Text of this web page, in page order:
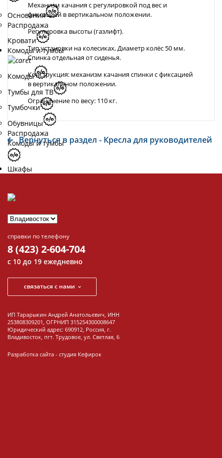
Основания
Распродажа
Кровати
Комоды и тумбы
Комоды
Тумбы для ТВ
Тумбочки
Обувницы
Распродажа
Комоды и тумбы
Шкафы
распашные
Шкафы угловые
Шкафы-купе
Шкафы-купе Е1
Шкафы-купе Е1
трехдверные
к шкафам
Распродажа
Стеллажи и полки
Механизм качания с регулировкой под вес и
фиксацией в вертикальном положении.
Регулировка высоты (газлифт).
Тип установки на колесиках, Диаметр колёс 50 мм.
Спинка отдельная от сиденья.
Конструкция: механизм качания спинки с фиксацией
в вертикальном положении.
Ограничение по весу: 110 кг.
Вернуться в раздел - Кресла для руководителей
справки по телефону
8 (423) 2-604-704
с 10 до 19 ежедневно
связаться с нами
ИП Тарарыкин Андрей Анатольевич, ИНН
253808309201, ОГРНИП 315254300008647
Юридический адрес: 690912, Россия, г.
Владивосток, пгт. Трудовое, ул. Светлая, 6
Разработка сайта - студия Кефирок